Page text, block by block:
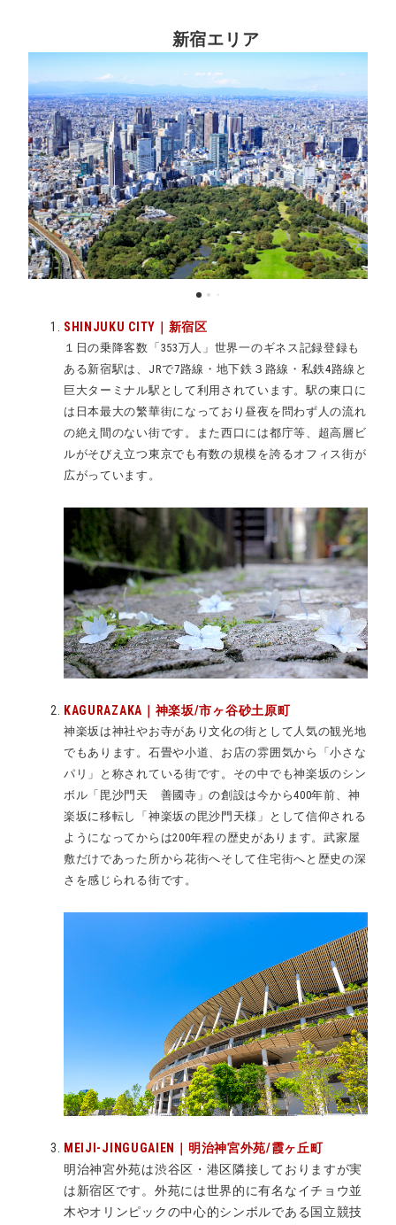
新宿エリア
SHINJUKU CITY｜新宿区
１日の乗降客数「353万人」世界一のギネス記録登録も
ある新宿駅は、JRで7路線・地下鉄３路線・私鉄4路線と
巨大ターミナル駅として利用されています。駅の東口に
は日本最大の繁華街になっており昼夜を問わず人の流れ
の絶え間のない街です。また西口には都庁等、超高層ビ
ルがそびえ立つ東京でも有数の規模を誇るオフィス街が
広がっています。
KAGURAZAKA｜神楽坂/市ヶ谷砂土原町
神楽坂は神社やお寺があり文化の街として人気の観光地
でもあります。 石畳や小道、お店の雰囲気から「小さな
パリ」と称されている街です。その中でも神楽坂のシン
ボル「毘沙門天 善國寺」の創設は今から400年前、神
楽坂に移転し「神楽坂の毘沙門天様」として信仰される
ようになってからは200年程の歴史があります。武家屋
敷だけであった所から花街へそして住宅街へと歴史の深
さを感じられる街です。
MEIJI-JINGUGAIEN｜明治神宮外苑/霞ヶ丘町
明治神宮外苑は渋谷区・港区隣接しておりますが実
は新宿区です。外苑には世界的に有名なイチョウ並
木やオリンピックの中心的シンボルである国立競技